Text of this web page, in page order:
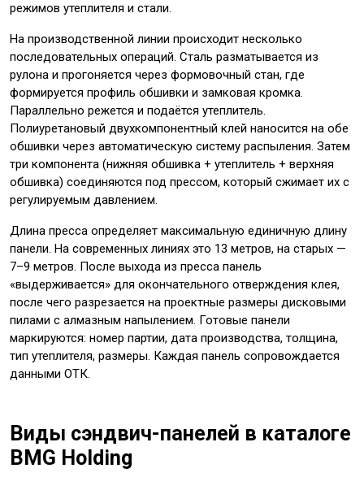
режимов утеплителя и стали.
На производственной линии происходит несколько
последовательных операций. Сталь разматывается из
рулона и прогоняется через формовочный стан, где
формируется профиль обшивки и замковая кромка.
Параллельно режется и подаётся утеплитель.
Полиуретановый двухкомпонентный клей наносится на обе
обшивки через автоматическую систему распыления. Затем
три компонента (нижняя обшивка + утеплитель + верхняя
обшивка) соединяются под прессом, который сжимает их с
регулируемым давлением.
Длина пресса определяет максимальную единичную длину
панели. На современных линиях это 13 метров, на старых —
7–9 метров. После выхода из пресса панель
«выдерживается» для окончательного отверждения клея,
после чего разрезается на проектные размеры дисковыми
пилами с алмазным напылением. Готовые панели
маркируются: номер партии, дата производства, толщина,
тип утеплителя, размеры. Каждая панель сопровождается
данными ОТК.
Виды сэндвич-панелей в каталоге
BMG Holding